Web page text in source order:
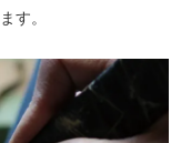
す。